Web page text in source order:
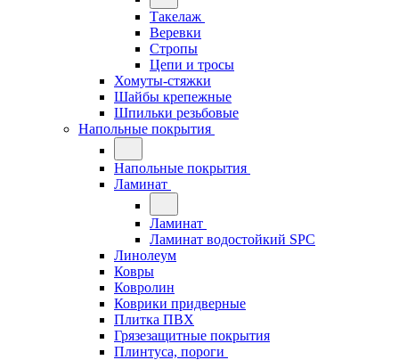
Такелаж
Веревки
Стропы
Цепи и тросы
Хомуты-стяжки
Шайбы крепежные
Шпильки резьбовые
Напольные покрытия
Напольные покрытия
Ламинат
Ламинат
Ламинат водостойкий SPC
Линолеум
Ковры
Ковролин
Коврики придверные
Плитка ПВХ
Грязезащитные покрытия
Плинтуса, пороги